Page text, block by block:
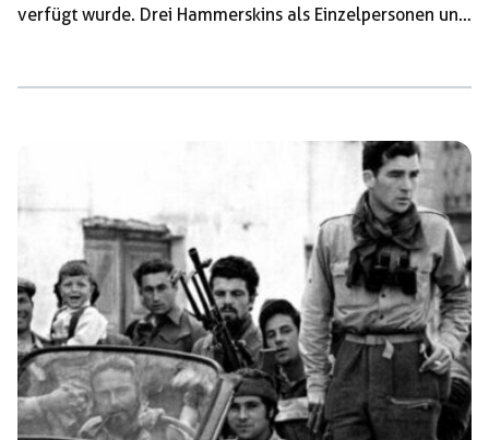
verfügt wurde. Drei Hammerskins als Einzelpersonen und
unabhängig voneinander agierende Ableger strukturiert.
Bundesverwaltungsgericht in Leipzig über die Klage und
die Zukunft der Hammerskins in Deutschland
entscheiden. Einblicke in das Innenleben der Neonazi-
Bruderschaft […]